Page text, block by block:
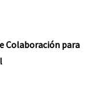
Colaboración para